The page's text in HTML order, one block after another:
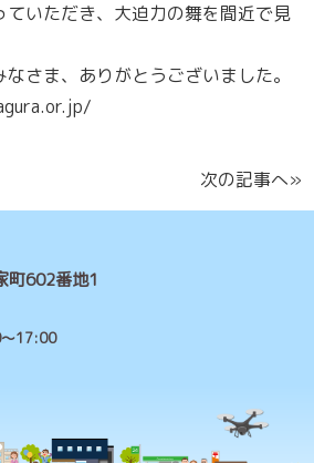
ていただき、大迫力の舞を間近で見
さま、ありがとうございました。
次の記事へ»
町602番地1
～17:00